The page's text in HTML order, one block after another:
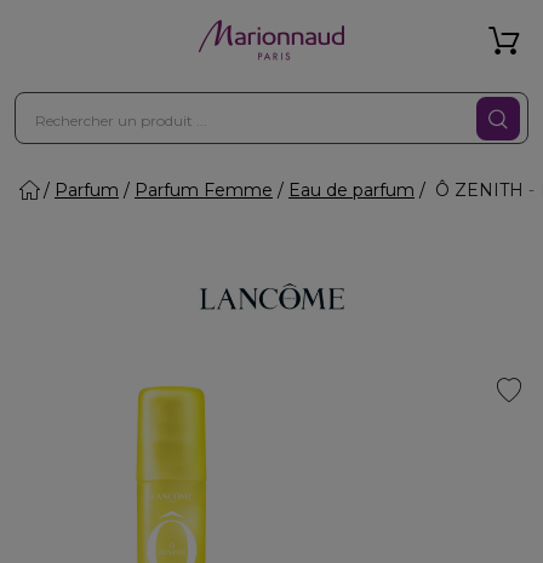
Parfum Parfum Femme Eau de parfum Ô ZENITH -